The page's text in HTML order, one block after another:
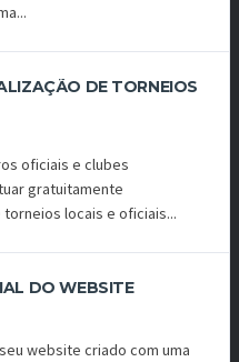
DE TORNEIOS
oficiais e clubes
gratuitamente
locais e oficiais...
DO WEBSITE
website criado com uma